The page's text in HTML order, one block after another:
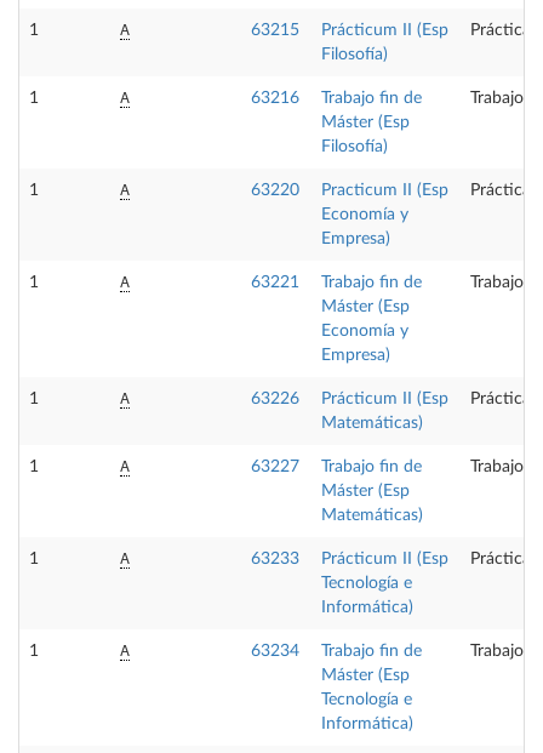
1 A 63215
Prácticum II (Esp
Filosofía)
1 A 63216
Trabajo fin de
Máster (Esp
Filosofía)
Trabajo
1 A 63220
Practicum II (Esp
Economía y
Empresa)
1 A 63221
Trabajo fin de
Máster (Esp
Economía y
Empresa)
Trabajo
1 A 63226
Prácticum II (Esp
Matemáticas)
1 A 63227
Trabajo fin de
Máster (Esp
Matemáticas)
Trabajo
1 A 63233
Prácticum II (Esp
Tecnología e
Informática)
1 A 63234
Trabajo fin de
Máster (Esp
Tecnología e
Informática)
Trabajo